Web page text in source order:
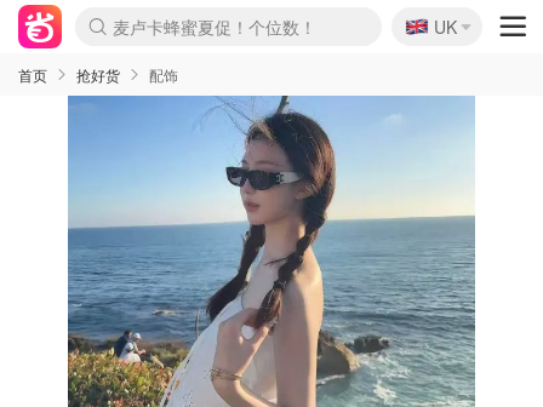
Prada/Miu 4.8折！
啥？必胜客披萨5折！
🇬🇧
UK
首页 抢好货 配饰